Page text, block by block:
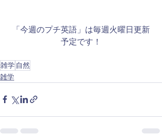
「今週のプチ英語」は毎週火曜日更新
予定です！
雑学 自然
雑学